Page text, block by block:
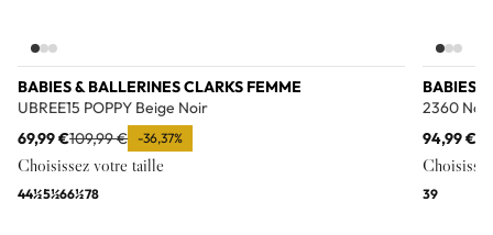
BABIES & BALLERINES CLARKS FEMME
UBREE15 POPPY Beige Noir
69,99 €109,99 € -36,37%
Choisissez votre taille
44½5½66½78
BABIES
2360 Noir
94,99 €
39